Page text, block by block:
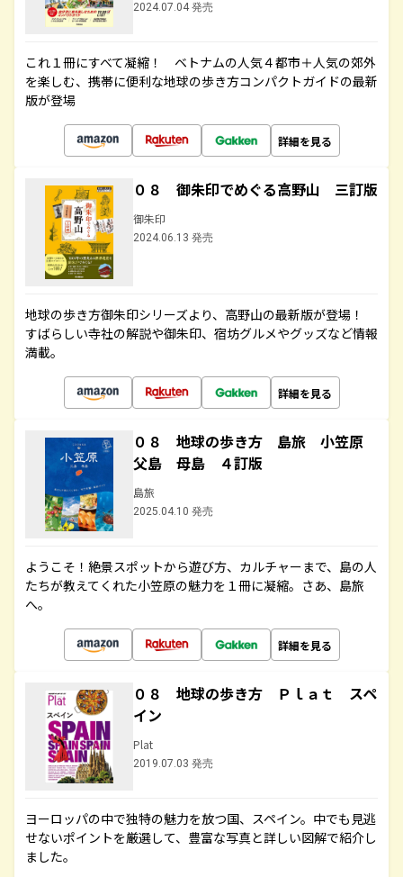
2024.07.04 発売
これ１冊にすべて凝縮！ ベトナムの人気４都市＋人気の郊外
を楽しむ、携帯に便利な地球の歩き方コンパクトガイドの最新
版が登場
詳細を見る
０８ 御朱印でめぐる高野山 三訂版
御朱印
2024.06.13 発売
地球の歩き方御朱印シリーズより、高野山の最新版が登場！
すばらしい寺社の解説や御朱印、宿坊グルメやグッズなど情報
満載。
詳細を見る
０８ 地球の歩き方 島旅 小笠原
父島 母島 ４訂版
島旅
2025.04.10 発売
ようこそ！絶景スポットから遊び方、カルチャーまで、島の人
たちが教えてくれた小笠原の魅力を１冊に凝縮。さあ、島旅
へ。
詳細を見る
０８ 地球の歩き方 Ｐｌａｔ スペ
イン
Plat
2019.07.03 発売
ヨーロッパの中で独特の魅力を放つ国、スペイン。中でも見逃
せないポイントを厳選して、豊富な写真と詳しい図解で紹介し
ました。